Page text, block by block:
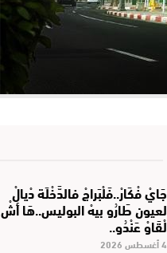
جَايْ فْكَارْ..فَلْبَراجْ فالدَّخْلَة دْيالْ
لعيون طَارُو بيهْ البوليس..هَا أشْ
لْقَاوْ عَنْدُو..
4 أغسطس 2026